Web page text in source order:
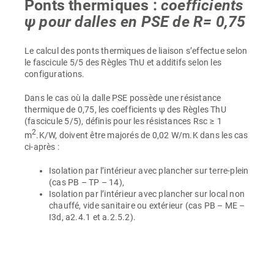
Ponts thermiques : coefficients
ψ pour dalles en PSE de R= 0,75
Le calcul des ponts thermiques de liaison s’effectue selon
le fascicule 5/5 des Règles ThU et additifs selon les
configurations.
Dans le cas où la dalle PSE possède une résistance
thermique de 0,75, les coefficients ψ des Règles ThU
(fascicule 5/5), définis pour les résistances Rsc ≥ 1
m2.K/W, doivent être majorés de 0,02 W/m.K dans les cas
ci-après :
Isolation par l’intérieur avec plancher sur terre-plein
(cas PB – TP – 14),
Isolation par l’intérieur avec plancher sur local non
chauffé, vide sanitaire ou extérieur (cas PB – ME –
I3d, a2.4.1 et a.2.5.2).